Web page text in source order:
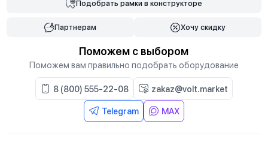
Подобрать рамкив конструкторе
Партнерам Хочу скидку
Поможем с выбором
Поможем вам правильно подобрать оборудование
8 (800) 555-22-08 zakaz@volt.market
Telegram MAX